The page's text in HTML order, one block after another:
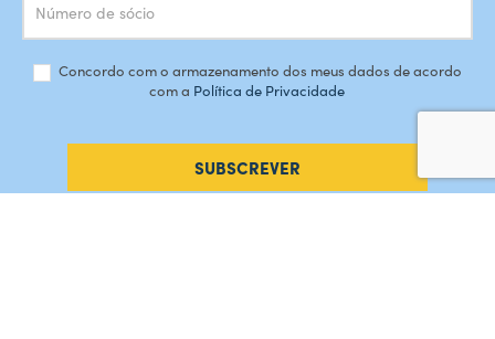
Concordo com o armazenamento dos meus dados de acordo
com a Política de Privacidade
SUBSCREVER